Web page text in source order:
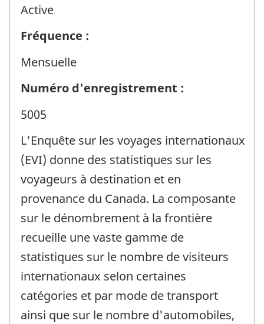
Active
Fréquence :
Mensuelle
Numéro d'enregistrement :
5005
L'Enquête sur les voyages internationaux
(EVI) donne des statistiques sur les
voyageurs à destination et en
provenance du Canada. La composante
sur le dénombrement à la frontière
recueille une vaste gamme de
statistiques sur le nombre de visiteurs
internationaux selon certaines
catégories et par mode de transport
ainsi que sur le nombre d'automobiles,